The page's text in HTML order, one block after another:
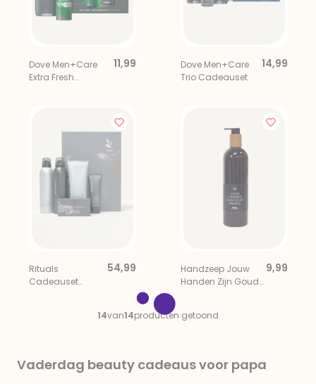
Dove Men+Care
Extra Fresh
11,99
Dove Men+Care
Trio Cadeauset
14,99
Rituals
Cadeauset
54,99
Handzeep Jouw
Handen Zijn Goud
9,99
14van14producten getoond
Vaderdag beauty cadeaus voor papa